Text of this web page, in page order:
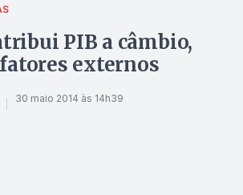
PIB a câmbio,
externos
30 maio 2014 às 14h39